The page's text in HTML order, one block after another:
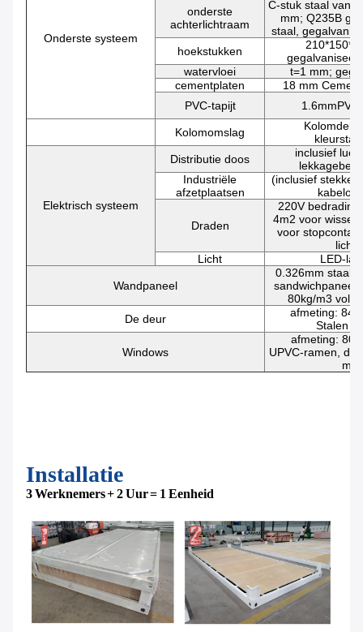
Onderste systeem
onderste
achterlichtraam
C-stuk staal van
mm; Q235B
staal,
hoekstukken
watervloei
t=1 mm;
cementplaten
18 mm
PVC-tapijt
Kolomomslag
Kolomdek,
Elektrisch systeem
Distributie doos
inclusief
Industriële
afzetplaatsen
(inclusief
Draden
220V
4m2 voor
voor
Licht
LED-
Wandpaneel
0.326mm staal
sandwichpaneel
80kg/m3
De deur
afmeting:
Stalen
Windows
afmeting:
UPVC-ramen,
mm
Installatie
3 Werknemers + 2 Uur = 1 Eenheid